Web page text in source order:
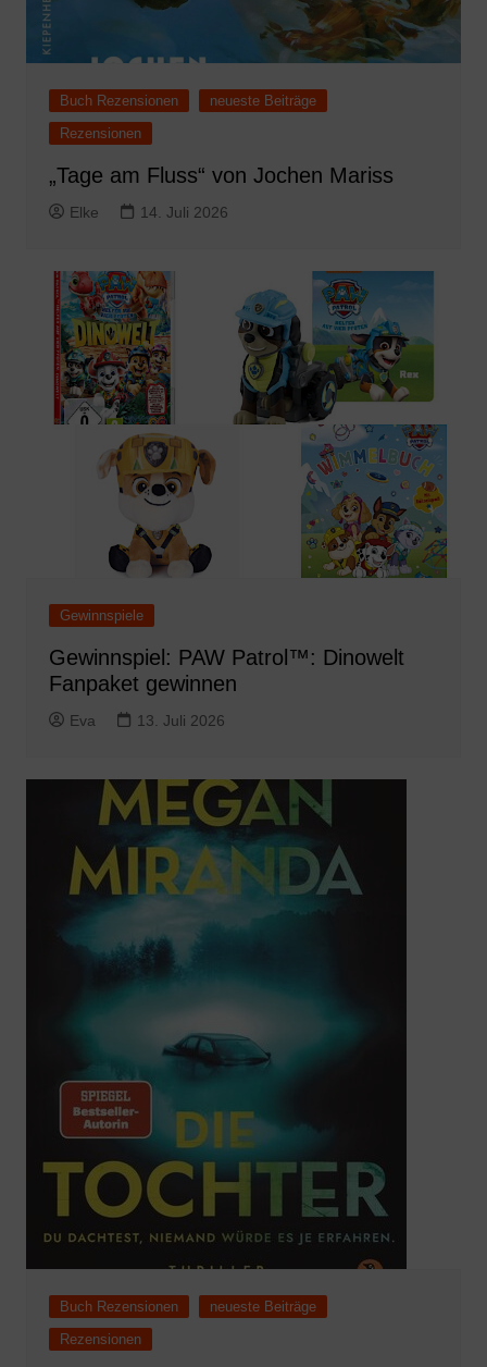
Buch Rezensionen
neueste Beiträge
Rezensionen
„Tage am Fluss“ von Jochen Mariss
Elke 14. Juli 2026
Gewinnspiele
Gewinnspiel: PAW Patrol™: Dinowelt
Fanpaket gewinnen
Eva 13. Juli 2026
Buch Rezensionen
neueste Beiträge
Rezensionen